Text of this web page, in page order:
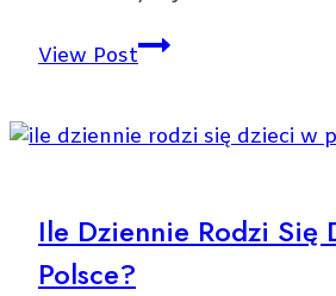
View PostCzym
nowoczesna
Ile Dziennie Rodzi Się
Polsce?